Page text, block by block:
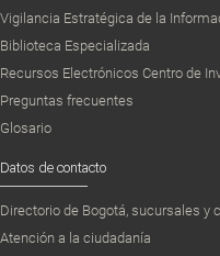
Vigilancia Estratégica de la
Biblioteca Especializada
Recursos Electrónicos Centro de
Preguntas frecuentes
Glosario
Datos de contacto
Directorio de Bogotá, sucursales y
Atención a la ciudadanía